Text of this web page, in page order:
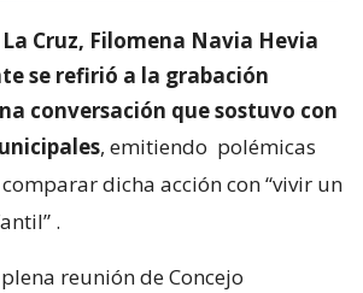
Cruz, Filomena Navia Hevia
se refirió a la grabación
conversación que sostuvo con
, emitiendo polémicas
dicha acción con “vivir un
.
reunión de Concejo